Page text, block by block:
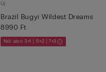
Új
Brazil Bugyi Wildest Dreams
8990 Ft
Női alsó 3+1 | 5+2 | 7+3